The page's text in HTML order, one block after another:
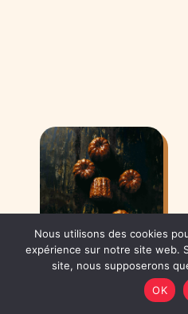
Nous utilisons des cookies
expérience sur notre site web.
site, nous supposerons
OK